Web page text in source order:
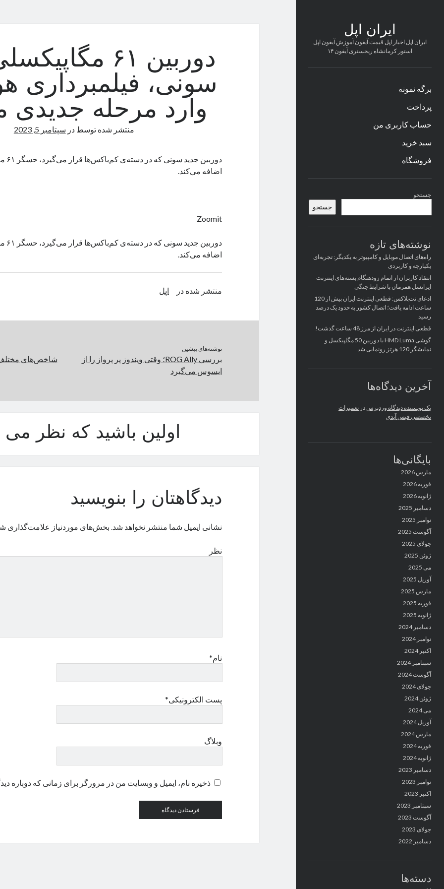
ایران اپل
ایران اپل اخبار اپل قیمت آیفون آموزش آیفون اپل
استور کرمانشاه ریجستری آیفون ۱۴
برگه نمونه
پرداخت
حساب کاربری من
سبد خرید
فروشگاه
کناری
جستجو
جستجو
نوشته‌های تازه
راه‌های اتصال موبایل و کامپیوتر به یکدیگر: تجربه‌ای
یکپارچه و کاربردی
انتقاد کاربران از اتمام زودهنگام بسته‌های اینترنت
ایرانسل همزمان با شرایط جنگی
ادعای نت‌بلاکس: قطعی اینترنت ایران بیش از 120
ساعت ادامه یافت؛ اتصال کشور به حدود یک درصد
رسید
قطعی اینترنت در ایران از مرز 48 ساعت گذشت!
گوشی HMD Luma با دوربین 50 مگاپیکسل و
نمایشگر 120 هرتز رونمایی شد
آخرین دیدگاه‌ها
یک نویسنده دیدگاه وردپرس در تعمیرات
تخصصی فیس آیدی
بایگانی‌ها
مارس 2026
فوریه 2026
ژانویه 2026
دسامبر 2025
نوامبر 2025
آگوست 2025
جولای 2025
ژوئن 2025
می 2025
آوریل 2025
مارس 2025
فوریه 2025
ژانویه 2025
دسامبر 2024
نوامبر 2024
اکتبر 2024
سپتامبر 2024
آگوست 2024
جولای 2024
ژوئن 2024
می 2024
آوریل 2024
مارس 2024
فوریه 2024
ژانویه 2024
دسامبر 2023
نوامبر 2023
اکتبر 2023
سپتامبر 2023
آگوست 2023
جولای 2023
دسامبر 2022
دسته‌ها
دوربین ۶۱
سونی، فیلمبرداری
وارد مرحله جدیدی
منتشر شده توسطدر سپتامبر 5, 2023
اضافه می‌کند.
Zoomit
اضافه می‌کند.
منتشر شده در اپل
نوشته‌های پیشین
بررسی ROG Ally؛ وقتی ویندوز پر پرواز را از
ایسوس می‌گیرد
شاخص‌های مختلف
اولین باشید که نظر می
دیدگاهتان را بنویسید
نشانی ایمیل شما منتشر نخواهد شد. بخش‌های موردنیاز علامت‌گذاری
نظر
نام*
پست الکترونیکی*
وبلاگ
ذخیره نام، ایمیل و وبسایت من در مرورگر برای زمانی که دوباره